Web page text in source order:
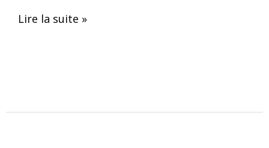
Lire la suite »